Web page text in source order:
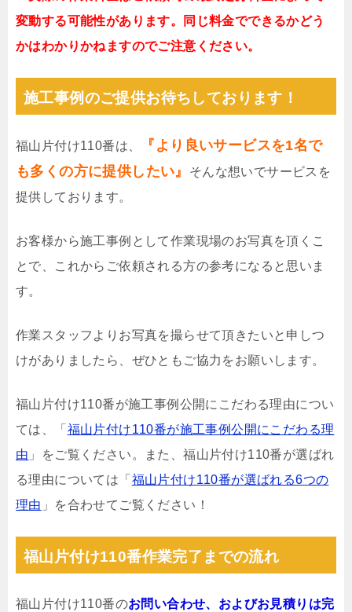
変動する可能性があります。同じ料金でできるかどう
かはわかりかねますのでご注意ください。
施工事例のご提供お待ちしております！
福山片付け110番は、
『より良いサービスを1名で
も多くの方に提供したい』
そんな想いでサービスを
提供しております。
お客様から施工事例として作業現場のお写真を頂くこ
とで、これからご依頼される方の参考になると思いま
す。
作業スタッフよりお写真を撮らせて頂きたいと申しつ
けがありましたら、ぜひともご協力をお願いします。
福山片付け110番が施工事例公開にこだわる理由につい
ては、「 福山片付け110番が施工事例公開にこだわる理
由 」をご覧ください。また、福山片付け110番が選ばれ
る理由については「 福山片付け110番が選ばれる6つの
理由 」を合わせてご覧ください！
福山片付け110番作業完了までの流れ
福山片付け110番のお問い合わせ、およびお見積りは完